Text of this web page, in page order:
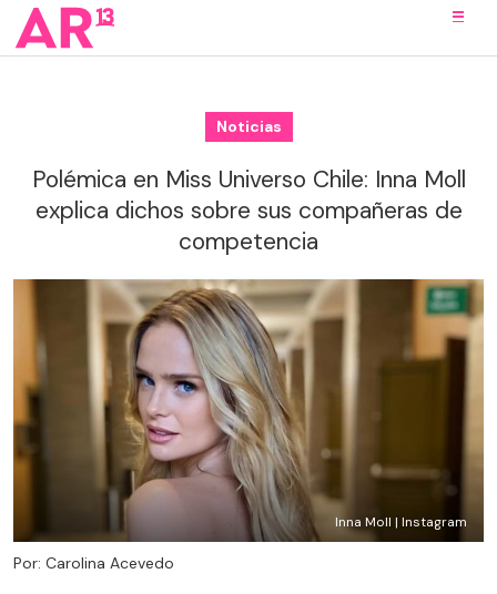
Noticias
Polémica en Miss Universo Chile: Inna Moll
explica dichos sobre sus compañeras de
competencia
Inna Moll | Instagram
Por: Carolina Acevedo